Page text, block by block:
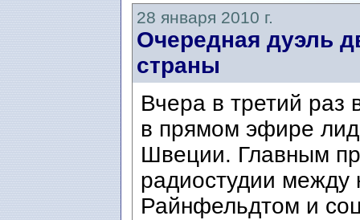
28 января 2010 г.
Очередная дуэль
страны
Вчера в третий раз
в прямом эфире
Швеции. Главным
радиостудии между
Райнфельдтом и